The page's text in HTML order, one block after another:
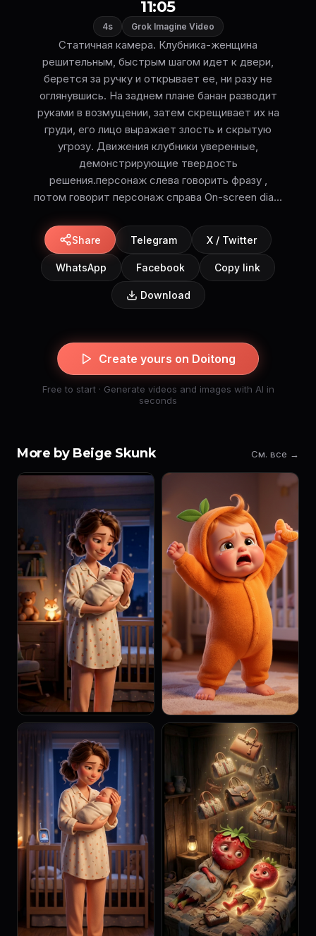
11:05
4s Grok Imagine Video
Статичная камера. Клубника-женщина
решительным, быстрым шагом идет к двери,
берется за ручку и открывает ее, ни разу не
оглянувшись. На заднем плане банан разводит
руками в возмущении, затем скрещивает их на
груди, его лицо выражает злость и скрытую
угрозу. Движения клубники уверенные,
демонстрирующие твердость
решения.персонаж слева говорить фразу ,
потом говорит персонаж справа On-screen dia...
Share Telegram X / Twitter
WhatsApp Facebook Copy link
Download
Create yours on Doitong
Free to start · Generate videos and images with AI in
seconds
More by Beige Skunk См. все →